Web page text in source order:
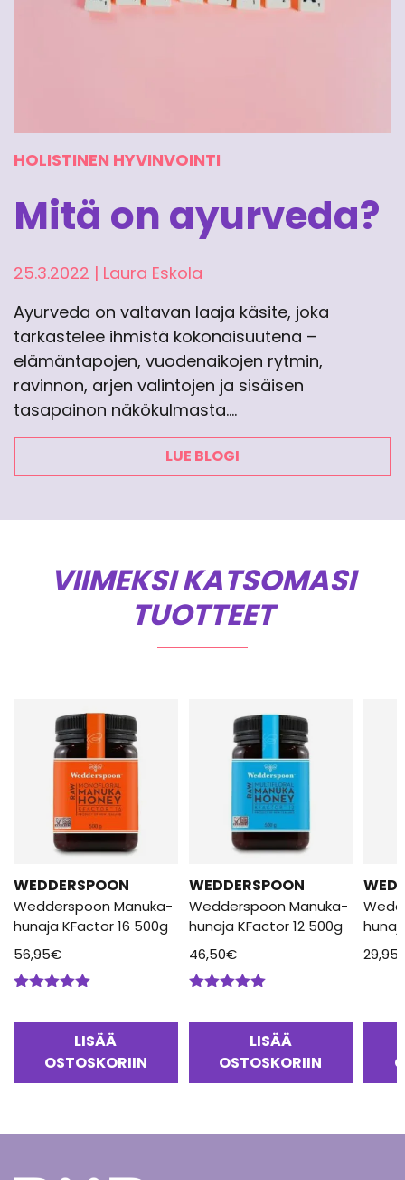
HOLISTINEN HYVINVOINTI
Mitä on ayurveda?
25.3.2022 | Laura Eskola
Ayurveda on valtavan laaja käsite, joka
tarkastelee ihmistä kokonaisuutena –
elämäntapojen, vuodenaikojen rytmin,
ravinnon, arjen valintojen ja sisäisen
tasapainon näkökulmasta.…
LUE BLOGI
VIIMEKSI KATSOMASI
TUOTTEET
WEDDERSPOON
Wedderspoon Manuka-
hunaja KFactor 16 500g
56,95€
LISÄÄ
OSTOSKORIIN
WEDDERSPOON
Wedderspoon Manuka-
hunaja KFactor 12 500g
46,50€
LISÄÄ
OSTOSKORIIN
29,95